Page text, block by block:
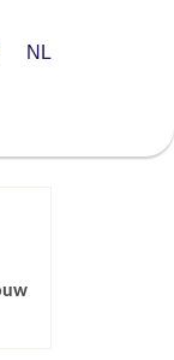
NL